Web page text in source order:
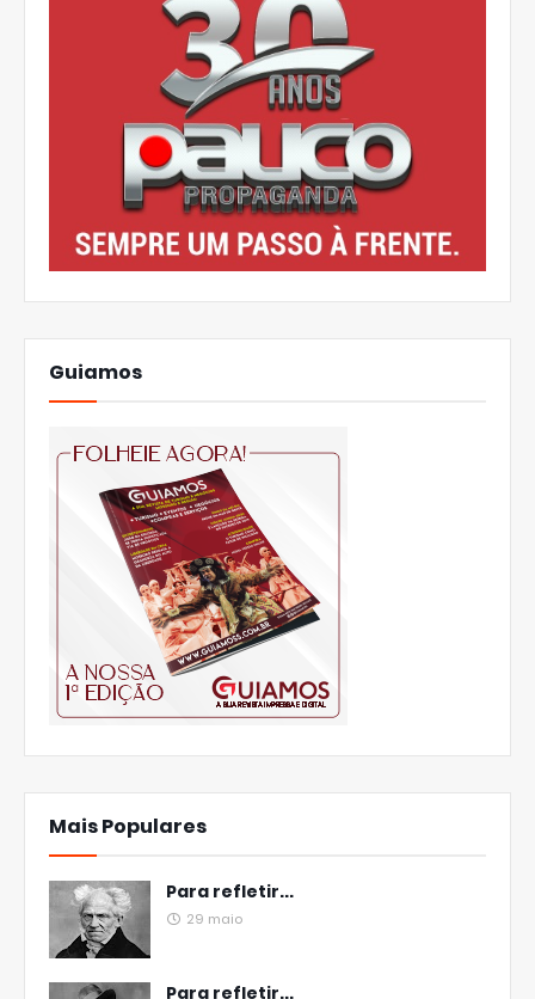
Guiamos
Mais Populares
Para refletir...
29 maio
Para refletir...